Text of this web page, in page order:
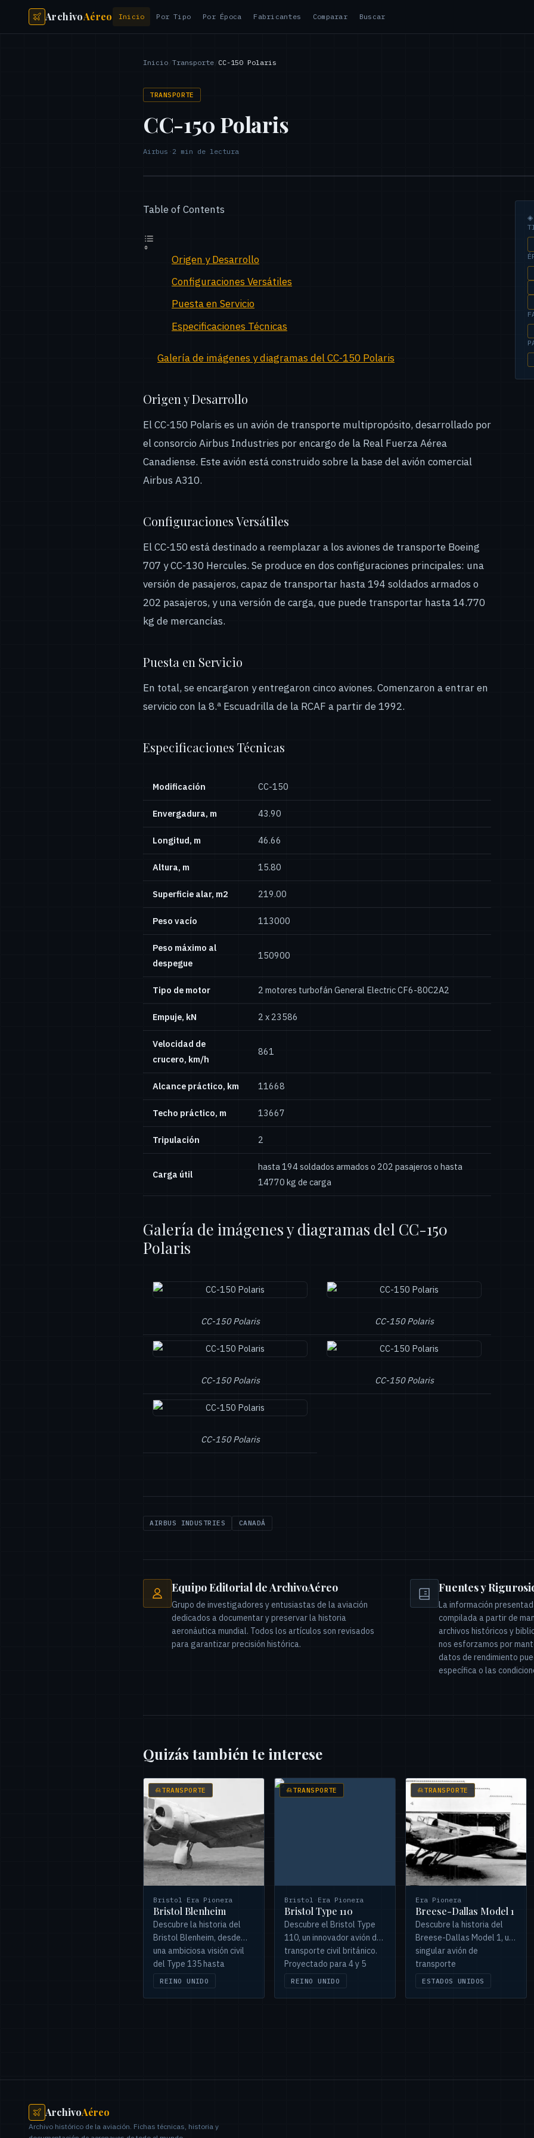
ArchivoAéreo Inicio Por Tipo Por Época Fabricantes Comparar Buscar
Inicio Transporte CC-150 Polaris
TRANSPORTE
CC-150 Polaris
Airbus 2 min de lectura
Table of Contents
Origen y Desarrollo
Configuraciones Versátiles
Puesta en Servicio
Especificaciones Técnicas
Galería de imágenes y diagramas del CC-150 Polaris
Origen y Desarrollo
El CC-150 Polaris es un avión de transporte multipropósito, desarrollado por
el consorcio Airbus Industries por encargo de la Real Fuerza Aérea
Canadiense. Este avión está construido sobre la base del avión comercial
Airbus A310.
Configuraciones Versátiles
El CC-150 está destinado a reemplazar a los aviones de transporte Boeing
707 y CC-130 Hercules. Se produce en dos configuraciones principales: una
versión de pasajeros, capaz de transportar hasta 194 soldados armados o
202 pasajeros, y una versión de carga, que puede transportar hasta 14.770
kg de mercancías.
Puesta en Servicio
En total, se encargaron y entregaron cinco aviones. Comenzaron a entrar en
servicio con la 8.ª Escuadrilla de la RCAF a partir de 1992.
Especificaciones Técnicas
Modificación CC-150
Envergadura, m 43.90
Longitud, m 46.66
Altura, m 15.80
Superficie alar, m2 219.00
Peso vacío 113000
Peso máximo al
despegue
150900
Tipo de motor 2 motores turbofán General Electric CF6-80C2A2
Empuje, kN 2 x 23586
Velocidad de
crucero, km/h
861
Alcance práctico, km 11668
Techo práctico, m 13667
Tripulación 2
Carga útil
hasta 194 soldados armados o 202 pasajeros o hasta
14770 kg de carga
Galería de imágenes y diagramas del CC-150
Polaris
CC-150 Polaris CC-150 Polaris
CC-150 Polaris CC-150 Polaris
CC-150 Polaris
AIRBUS INDUSTRIES CANADÁ
Equipo Editorial de ArchivoAéreo
Grupo de investigadores y entusiastas de la aviación
dedicados a documentar y preservar la historia
aeronáutica mundial. Todos los artículos son revisados
para garantizar precisión histórica.
Fuentes y
La información
compilada a partir de
archivos históricos y
nos esforzamos por
datos de rendimiento
específica o las
Quizás también te interese
TRANSPORTE
Bristol Era Pionera
Bristol Blenheim
Descubre la historia del
Bristol Blenheim, desde
una ambiciosa visión civil
del Type 135 hasta
convertirse en el icónico
REINO UNIDO
TRANSPORTE
Bristol Era Pionera
Bristol Type 110
Descubre el Bristol Type
110, un innovador avión de
transporte civil británico.
Proyectado para 4 y 5
pasajeros, su desarrollo
REINO UNIDO
TRANSPORTE
Era Pionera
Breese-Dallas Model 1
Descubre la historia del
Breese-Dallas Model 1, un
singular avión de
transporte
estadounidense de los
ESTADOS UNIDOS
ArchivoAéreo
Archivo histórico de la aviación. Fichas técnicas, historia y